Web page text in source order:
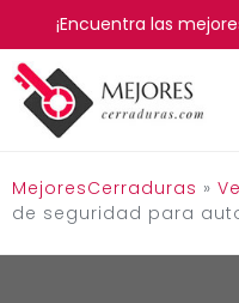
al
contenido
¡Encuentra las
MejoresCerraduras »
de seguridad para